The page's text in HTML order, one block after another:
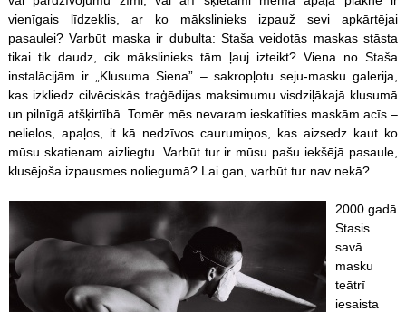
vienīgais līdzeklis, ar ko mākslinieks izpauž sevi apkārtējai
pasaulei? Varbūt maska ir dubulta: Staša veidotās maskas stāsta
tikai tik daudz, cik mākslinieks tām ļauj izteikt? Viena no Staša
instalācijām ir „Klusuma Siena” – sakropļotu seju-masku galerija,
kas izkliedz cilvēciskās traģēdijas maksimumu visdziļākajā klusumā
un pilnīgā atšķirtībā. Tomēr mēs nevaram ieskatīties maskām acīs –
nelielos, apaļos, it kā nedzīvos caurumiņos, kas aizsedz kaut ko
mūsu skatienam aizliegtu. Varbūt tur ir mūsu pašu iekšējā pasaule,
klusējoša izpausmes noliegumā? Lai gan, varbūt tur nav nekā?
2000.gadā
Stasis
savā
masku
teātrī
iesaista